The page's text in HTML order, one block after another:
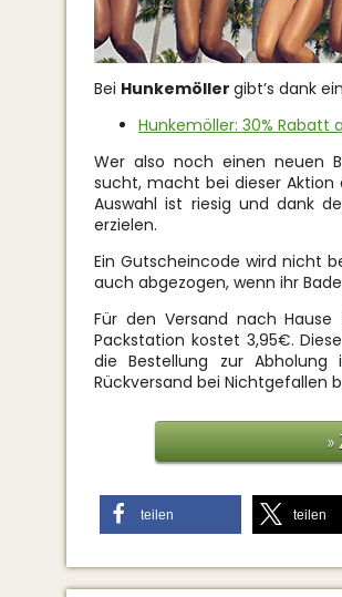
Bei Hunkemöller gibt’s dank
Hunkemöller: 30% Rabatt
Wer also noch einen neuen
sucht, macht bei dieser
Auswahl ist riesig und dank
erzielen.
Ein Gutscheincode wird nicht
auch abgezogen, wenn ihr
Für den Versand nach
Packstation kostet 3,95€.
die Bestellung zur Abholung
Rückversand bei Nichtgefallen
»
teilen teilen